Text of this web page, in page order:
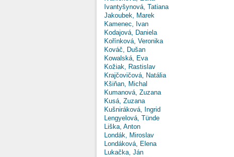
Ivantyšynová, Tatiana
Jakoubek, Marek
Kamenec, Ivan
Kodajová, Daniela
Kořínková, Veronika
Kováč, Dušan
Kowalská, Eva
Kožiak, Rastislav
Krajčovičová, Natália
Kšiňan, Michal
Kumanová, Zuzana
Kusá, Zuzana
Kušniráková, Ingrid
Lengyelová, Tünde
Liška, Anton
Londák, Miroslav
Londáková, Elena
Lukačka, Ján